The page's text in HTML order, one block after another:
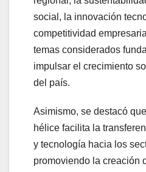
social, la innovación
competitividad
temas considerados
impulsar el crecimiento
del país.
Asimismo, se destacó
hélice facilita la
y tecnología hacia los
promoviendo la creación